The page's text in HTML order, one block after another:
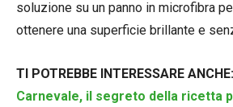
soluzione su un panno in microfibra
ottenere una superficie brillante e
TI POTREBBE INTERESSARE ANCHE:
Carnevale, il segreto della ricetta